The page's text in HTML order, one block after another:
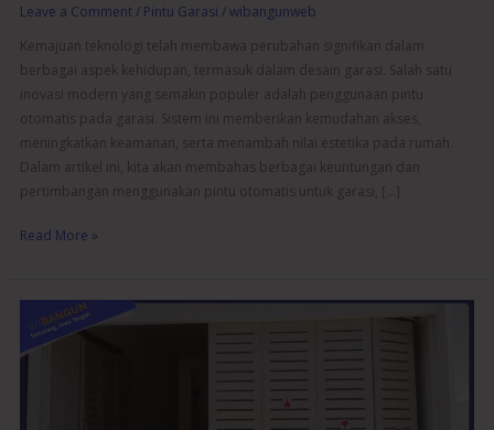
Leave a Comment / Pintu Garasi /wibangunweb
Kemajuan teknologi telah membawa perubahan signifikan dalam
berbagai aspek kehidupan, termasuk dalam desain garasi. Salah satu
inovasi modern yang semakin populer adalah penggunaan pintu
otomatis pada garasi. Sistem ini memberikan kemudahan akses,
meningkatkan keamanan, serta menambah nilai estetika pada rumah.
Dalam artikel ini, kita akan membahas berbagai keuntungan dan
pertimbangan menggunakan pintu otomatis untuk garasi, […]
Read More »
Material
Pintu
Garasi